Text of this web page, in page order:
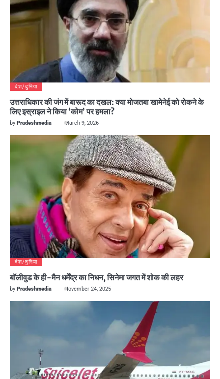
देश/दुनिया
उत्तराधिकार की जंग में बारूद का दखल: क्या मोजतबा खामेनेई को रोकने के
लिए इस्राइल ने किया ‘कोम’ पर हमला?
by Pradeshmedia March 9, 2026
देश/दुनिया
बॉलीवुड के ही-मैन धर्मेंद्र का निधन, सिनेमा जगत में शोक की लहर
by Pradeshmedia November 24, 2025